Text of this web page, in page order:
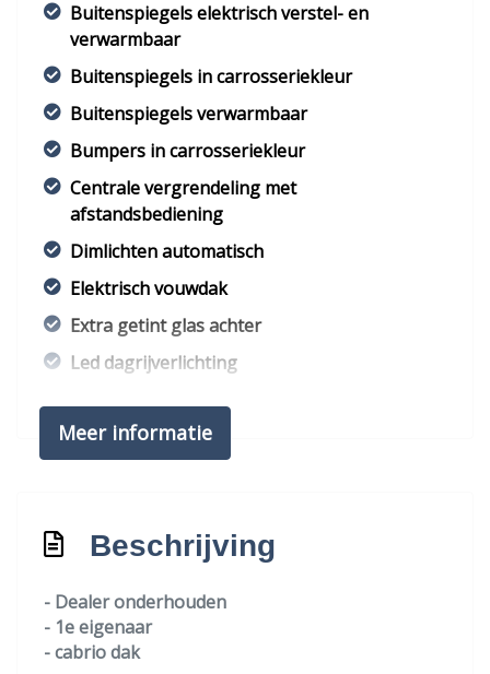
Buitenspiegels elektrisch verstel- en
verwarmbaar
Buitenspiegels in carrosseriekleur
Buitenspiegels verwarmbaar
Bumpers in carrosseriekleur
Centrale vergrendeling met
afstandsbediening
Dimlichten automatisch
Elektrisch vouwdak
Extra getint glas achter
Led dagrijverlichting
Overige
Anti doorslip regeling
Apple carplay/android auto
Bestuurdersairbag
Bluetooth
Meer informatie
Beschrijving
- Dealer onderhouden
- 1e eigenaar
- cabrio dak